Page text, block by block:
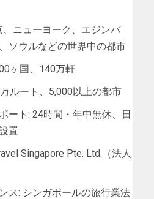
、ニューヨーク、エジンバ
ソウルなどの世界中の都市
ヶ国、140万軒
ルート、5,000以上の都市
ート: 24時間・年中無休、日
置
Singapore Pte. Ltd.（法人
ス: シンガポールの旅行業法